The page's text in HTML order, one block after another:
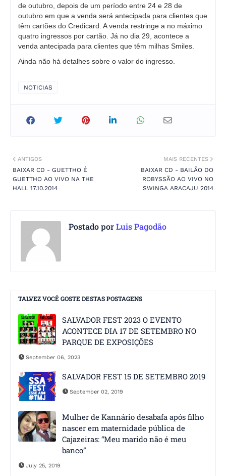
de outubro, depois de um período entre 24 e 28 de
outubro em que a venda será antecipada para clientes que
têm cartões do Credicard. A venda restringe a no máximo
quatro ingressos por cartão. Já no dia 29, acontece a
venda antecipada para clientes que têm milhas Smiles.
Ainda não há detalhes sobre o valor do ingresso.
NOTICIAS
MAIS RECENTES
BAIXAR CD - BAILÃO DO
ROBYSSÃO AO VIVO NO
SWINGA ARACAJU 2014
ANTIGOS
BAIXAR CD - GUETTHO É
GUETTHO AO VIVO NA THE
HALL 17.10.2014
Postado porLuis Pagodão
TALVEZ VOCÊ GOSTE DESTAS POSTAGENS
SALVADOR FEST 2023 O EVENTO
ACONTECE DIA 17 DE SETEMBRO NO
PARQUE DE EXPOSIÇÕES
September 06, 2023
SALVADOR FEST 15 DE SETEMBRO 2019
September 02, 2019
Mulher de Kannário desabafa após filho
nascer em maternidade pública de
Cajazeiras: “Meu marido não é meu
banco”
July 25, 2019